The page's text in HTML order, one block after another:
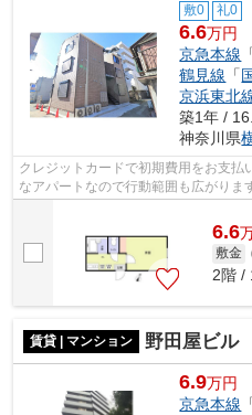
敷0 礼0
6.6万円
京急本線
鶴見線 「
京浜東北
築1年 /
神奈川県
クレジットカードで初期費用をお支
なアパートなので行動範囲も広がりま
6.6
敷金
2階 /
賃貸 | マンション 野田屋ビル
6.9万円
京急本線